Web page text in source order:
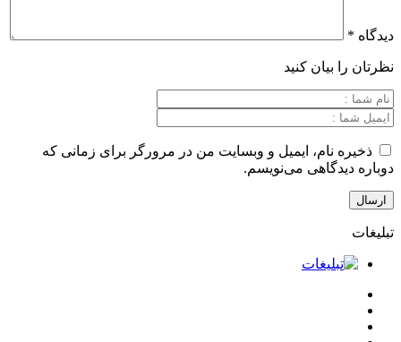
کنید
ایمیل و وبسایت من در مرورگر برای زمانی که
می‌نویسم.